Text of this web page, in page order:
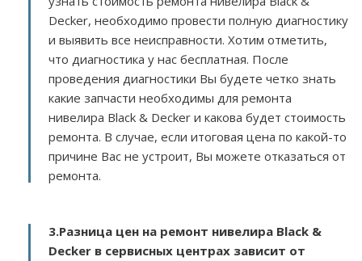
Decker, необходимо провести полную диагностику
и выявить все неисправности. Хотим отметить,
что диагностика у нас бесплатная. После
проведения диагностики Вы будете четко знать
какие запчасти необходимы для ремонта
нивелира Black & Decker и какова будет стоимость
ремонта. В случае, если итоговая цена по какой-то
причине Вас не устроит, Вы можете отказаться от
ремонта.
3.Разница цен на ремонт нивелира Black &
Decker в сервисных центрах зависит от